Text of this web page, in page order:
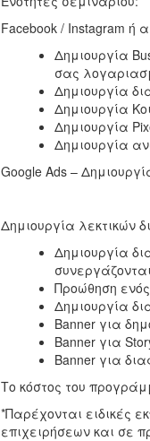
Facebook / Instagram ή
Δημιουργία
σας
Δημιουργία
Δημιουργία
Δημιουργία
Δημιουργία
Google Ads –
Δημιουργία λεκτικών
Δημιουργία
Προώθηση ενός
Δημιουργία
Banner για
Banner για
Banner για
Το κόστος του
*Παρέχονται ειδικές
επιχειρήσεων και σε